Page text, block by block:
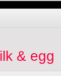
& egg